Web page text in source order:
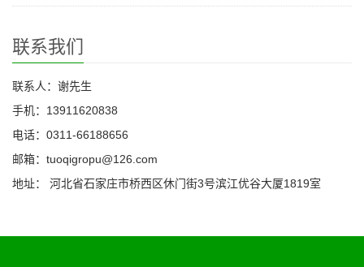
联系我们
联系人：谢先生
手机：13911620838
电话：0311-66188656
邮箱：tuoqigropu@126.com
地址： 河北省石家庄市桥西区休门街3号滨江优谷大厦1819室